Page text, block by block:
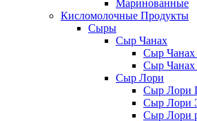
Маринованные
Кисломолочные Продукты
Сыры
Сыр Чанах
Сыр Чанах
Сыр Чанах
Сыр Лори
Сыр Лори
Сыр Лори
Сыр Лори